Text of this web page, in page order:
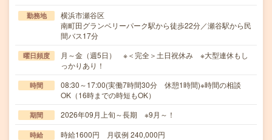
勤務地
横浜市瀬谷区
南町田グランベリーパーク駅から徒歩22分／瀬谷駅から民
間バス17分
曜日頻度
月～金（週5日） ※＜完全＞土日祝休み ※大型連休もし
っかりあり！
時間
08:30～17:00(実働7時間30分 休憩1時間)※時間の相談
OK（16時までの時短もOK）
期間 2026年09月上旬～長期 ※9月～！
時給 時給1600円 月収例 240,000円